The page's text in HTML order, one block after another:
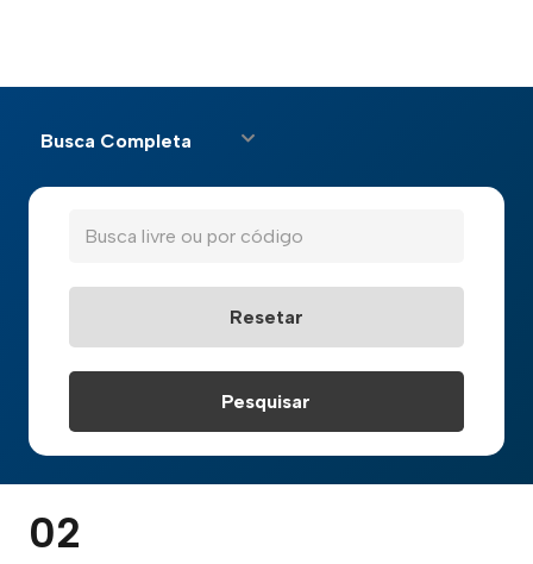
Busca Completa
02